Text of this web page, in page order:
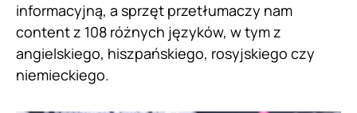
informacyjną, a sprzęt przetłumaczy nam
content z 108 różnych języków, w tym z
angielskiego, hiszpańskiego, rosyjskiego czy
niemieckiego.